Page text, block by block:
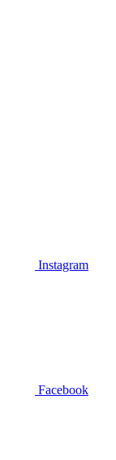
Instagram
Facebook